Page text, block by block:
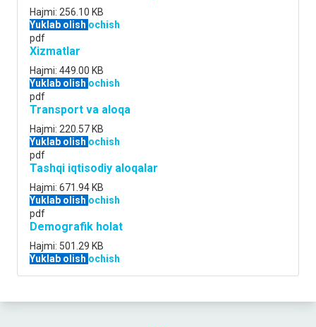
Hajmi: 256.10 KB
Yuklab olish ochish
pdf
Xizmatlar
Hajmi: 449.00 KB
Yuklab olish ochish
pdf
Transport va aloqa
Hajmi: 220.57 KB
Yuklab olish ochish
pdf
Tashqi iqtisodiy aloqalar
Hajmi: 671.94 KB
Yuklab olish ochish
pdf
Demografik holat
Hajmi: 501.29 KB
Yuklab olish ochish